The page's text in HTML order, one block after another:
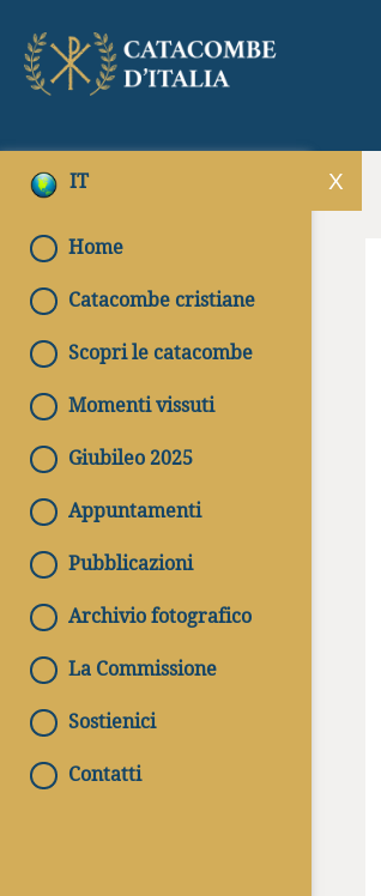
IT
Home
Catacombe cristiane
Scopri le catacombe
Momenti vissuti
Giubileo 2025
Appuntamenti
Pubblicazioni
Archivio fotografico
La Commissione
Sostienici
Contatti